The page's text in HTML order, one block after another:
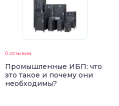
0 отзывов
Промышленные ИБП: что
это такое и почему они
необходимы?